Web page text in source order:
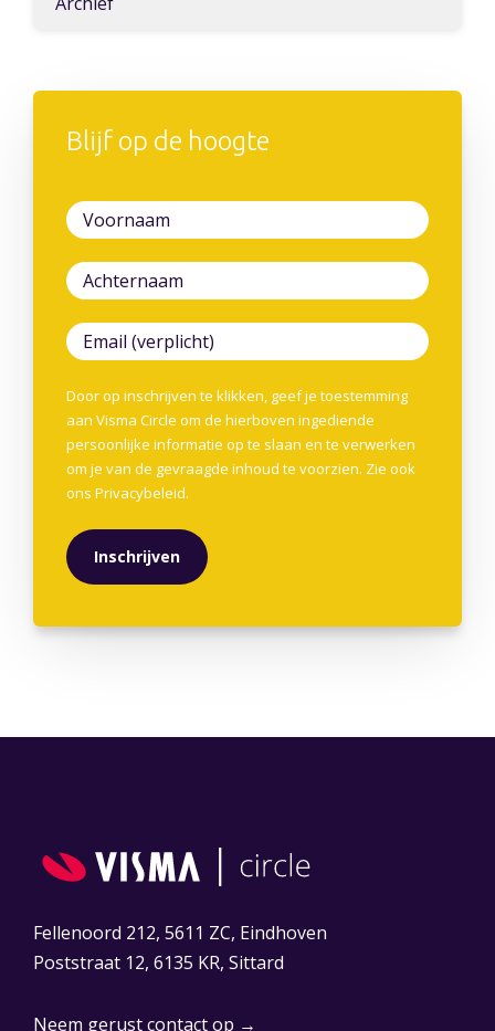
Blijf op de hoogte
Door op inschrijven te klikken, geef je toestemming
aan Visma Circle om de hierboven ingediende
persoonlijke informatie op te slaan en te verwerken
om je van de gevraagde inhoud te voorzien. Zie ook
ons Privacybeleid.
Fellenoord 212, 5611 ZC, Eindhoven
Poststraat 12, 6135 KR, Sittard
Neem gerust contact op →